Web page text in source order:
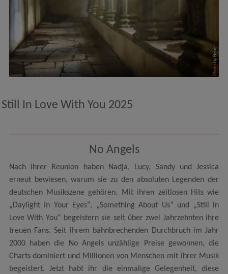
Photo
by Bene
Still In Love With You 2025
No Angels
Nach ihrer Reunion haben Nadja, Lucy, Sandy und Jessica
erneut bewiesen, warum sie zu den absoluten Legenden der
deutschen Musikszene gehören. Mit ihren zeitlosen Hits wie
„Daylight in Your Eyes“, „Something About Us“ und „Still in
Love With You“ begeistern sie seit über zwei Jahrzehnten ihre
treuen Fans. Seit ihrem bahnbrechenden Durchbruch im Jahr
2000 haben die No Angels unzählige Preise gewonnen, die
Charts dominiert und Millionen von Menschen mit ihrer Musik
begeistert. Jetzt habt ihr die einmalige Gelegenheit, diese